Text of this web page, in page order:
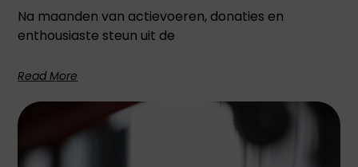
Na maanden van actievoeren, donaties en
enthousiaste steun uit de
Read More